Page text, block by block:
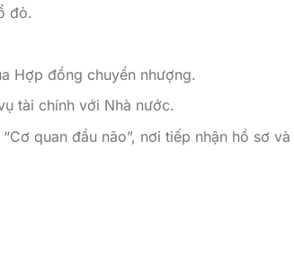
đỏ.
Hợp đồng chuyển nhượng.
tài chính với Nhà nước.
“Cơ quan đầu não”, nơi tiếp nhận hồ sơ và